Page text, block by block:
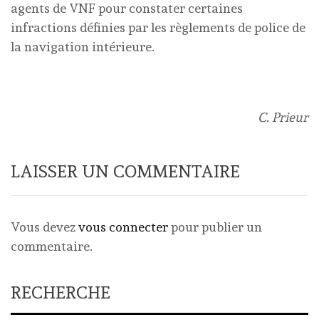
agents de VNF pour constater certaines
infractions définies par les règlements de police de
la navigation intérieure.
C. Prieur
LAISSER UN COMMENTAIRE
Vous devezvous connecterpour publier un
commentaire.
RECHERCHE